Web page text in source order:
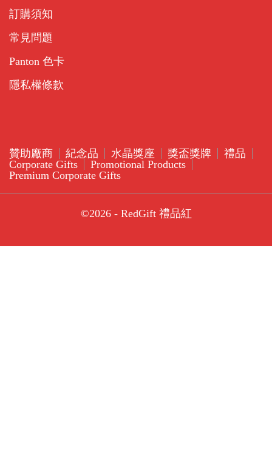
訂購須知
常見問題
Panton 色卡
隱私權條款
贊助廠商 紀念品 水晶獎座 獎盃獎牌
禮品
Corporate Gifts
Promotional Products
Premium Corporate Gifts
©2026 - RedGift 禮品紅